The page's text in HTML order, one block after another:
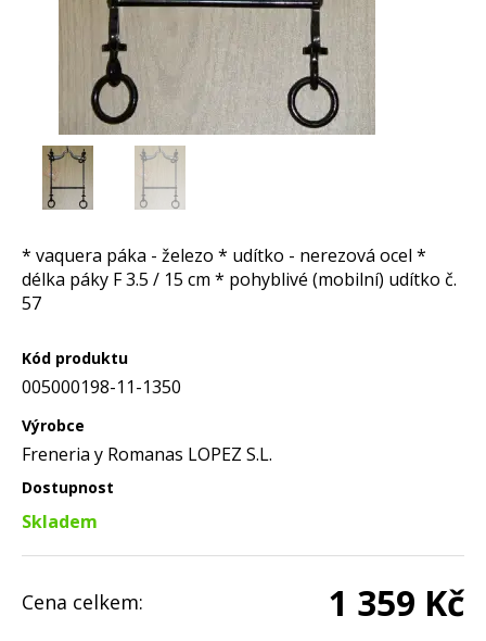
* vaquera páka - železo * udítko - nerezová ocel *
délka páky F 3.5 / 15 cm * pohyblivé (mobilní) udítko č.
57
Kód produktu
005000198-11-1350
Výrobce
Freneria y Romanas LOPEZ S.L.
Dostupnost
Skladem
Cena celkem: 1 359 Kč